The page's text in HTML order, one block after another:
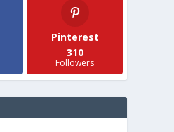
Pinterest
310
Followers